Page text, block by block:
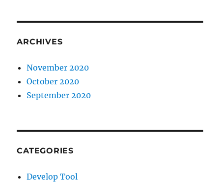
ARCHIVES
November 2020
October 2020
September 2020
CATEGORIES
Develop Tool